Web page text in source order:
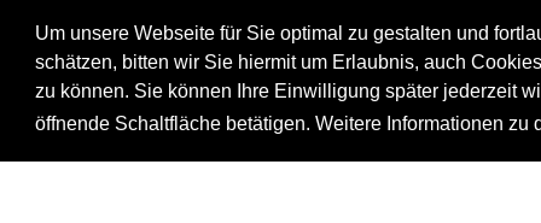
Um unsere Webseite für Sie optimal zu gestalten und
schätzen, bitten wir Sie hiermit um Erlaubnis, auch
zu können. Sie können Ihre Einwilligung später jederzeit
öffnende Schaltfläche betätigen. Weitere Informationen